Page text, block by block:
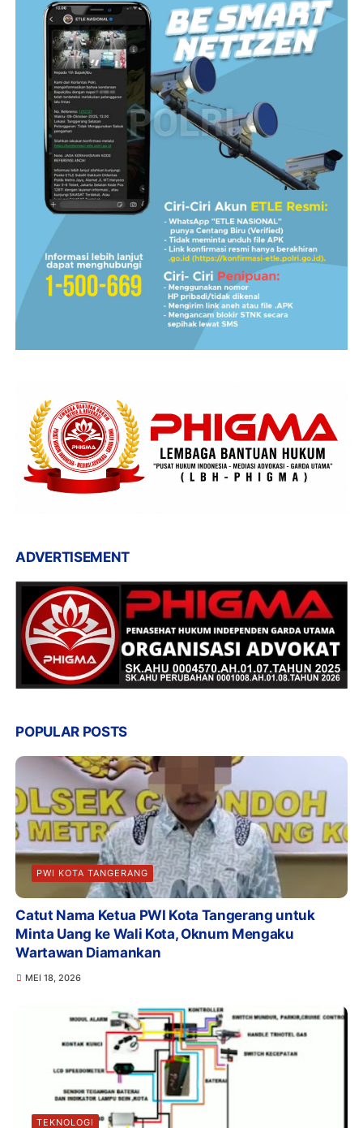
ADVERTISEMENT
POPULAR POSTS
PWI KOTA TANGERANG
Catut Nama Ketua PWI Kota Tangerang untuk
Minta Uang ke Wali Kota, Oknum Mengaku
Wartawan Diamankan
MEI 18, 2026
TEKNOLOGI